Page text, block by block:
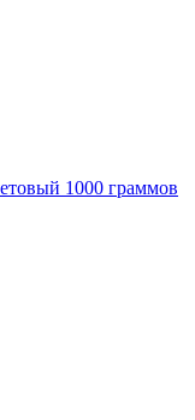
1000 граммов